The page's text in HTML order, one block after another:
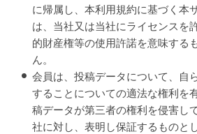
に帰属し、本利用規約に基づく本
は、当社又は当社にライセンスを
的財産権等の使用許諾を意味する
ん。
会員は、投稿データについて、自
することについての適法な権利を
稿データが第三者の権利を侵害し
社に対し、表明し保証するものと